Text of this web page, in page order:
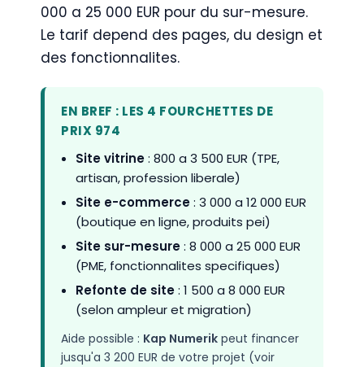
000 a 25 000 EUR pour du sur-mesure.
Le tarif depend des pages, du design et
des fonctionnalites.
EN BREF : LES 4 FOURCHETTES DE
PRIX 974
Site vitrine: 800 a 3 500 EUR (TPE,
artisan, profession liberale)
Site e-commerce: 3 000 a 12 000 EUR
(boutique en ligne, produits pei)
Site sur-mesure: 8 000 a 25 000 EUR
(PME, fonctionnalites specifiques)
Refonte de site: 1 500 a 8 000 EUR
(selon ampleur et migration)
Aide possible : Kap Numerik peut financer
jusqu'a 3 200 EUR de votre projet (voir